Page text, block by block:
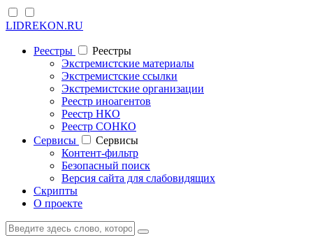
LIDREKON.RU
Реестры
Реестры
Экстремистские материалы
Экстремистские ссылки
Экстремистские организации
Реестр иноагентов
Реестр НКО
Реестр СОНКО
Cервисы
Cервисы
Контент-фильтр
Безопасный поиск
Версия сайта для слабовидящих
Скрипты
О проекте